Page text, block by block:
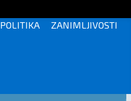
POLITIKA ZANIMLJIVOSTI